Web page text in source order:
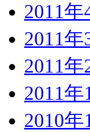
2011年
2011年
2011年
2011年
2010年